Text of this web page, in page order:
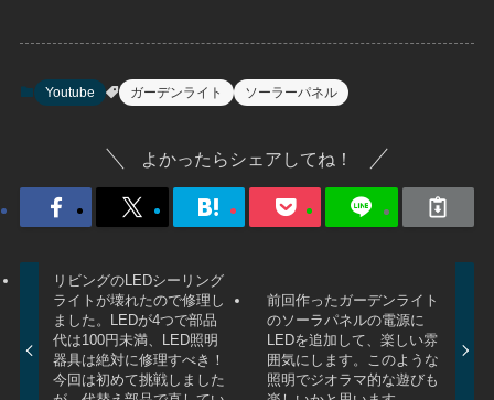
Youtube ガーデンライト ソーラーパネル
よかったらシェアしてね！
リビングのLEDシーリング
ライトが壊れたので修理し
ました。LEDが4つで部品
代は100円未満、LED照明
器具は絶対に修理すべき！
今回は初めて挑戦しました
前回作ったガーデンライト
のソーラパネルの電源に
LEDを追加して、楽しい雰
囲気にします。このような
照明でジオラマ的な遊びも